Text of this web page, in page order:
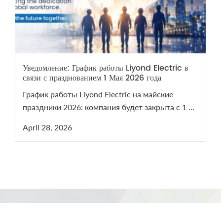
Уведомление: График работы Liyond Electric в
связи с празднованием 1 Мая 2026 года
График работы Liyond Electric на майские
праздники 2026: компания будет закрыта с 1 по
праздников наши менеджеры остаются на
April 28, 2026